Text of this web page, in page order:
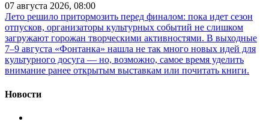
07 августа 2026, 08:00
Лето решило притормозить перед финалом: пока идет сезон
отпусков, организаторы культурных событий не слишком
загружают горожан творческими активностями. В выходные
7–9 августа «Фонтанка» нашла не так много новых идей для
культурного досуга — но, возможно, самое время уделить
внимание ранее открытым выставкам или почитать книги.
Новости